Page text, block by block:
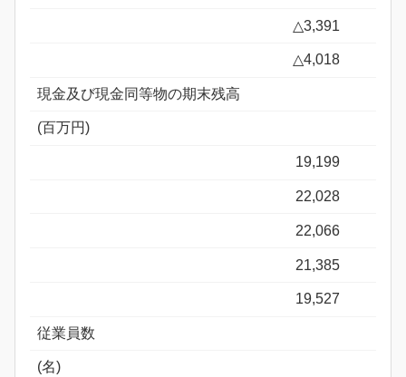
△3,391
△4,018
現金及び現金同等物の期末残高
(百万円)
19,199
22,028
22,066
21,385
19,527
従業員数
(名)